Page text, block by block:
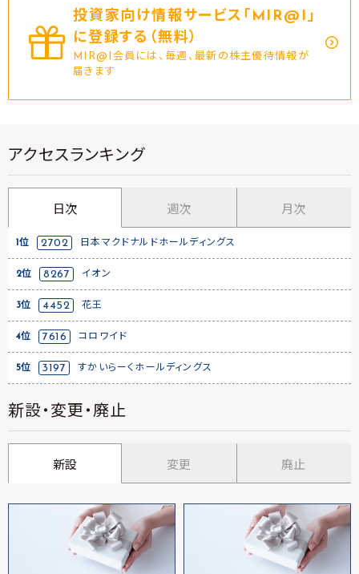
投資家向け情報サービス｢MIR@I｣
に登録する（無料）
MIR@I会員には、毎週、最新の株主優待情報が
届きます
アクセスランキング
日次 週次 月次
1位 2702 日本マクドナルドホールディングス
2位 8267 イオン
3位 4452 花王
4位 7616 コロワイド
5位 3197 すかいらーくホールディングス
新設・変更・廃止
新設 変更 廃止